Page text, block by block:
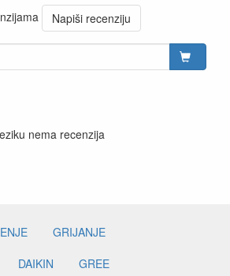
Napiši recenziju
nema recenzija
GRIJANJE
DAIKIN
GREE